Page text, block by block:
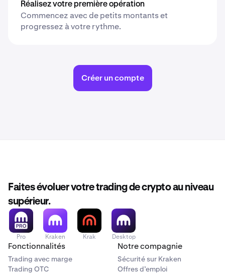
Réalisez votre première opération
Commencez avec de petits montants et
progressez à votre rythme.
Créer un compte
Faites évoluer votre trading de crypto au niveau
supérieur.
Pro Kraken Krak Desktop
Fonctionnalités
Trading avec marge
Trading OTC
Notre compagnie
Sécurité sur Kraken
Offres d’emploi